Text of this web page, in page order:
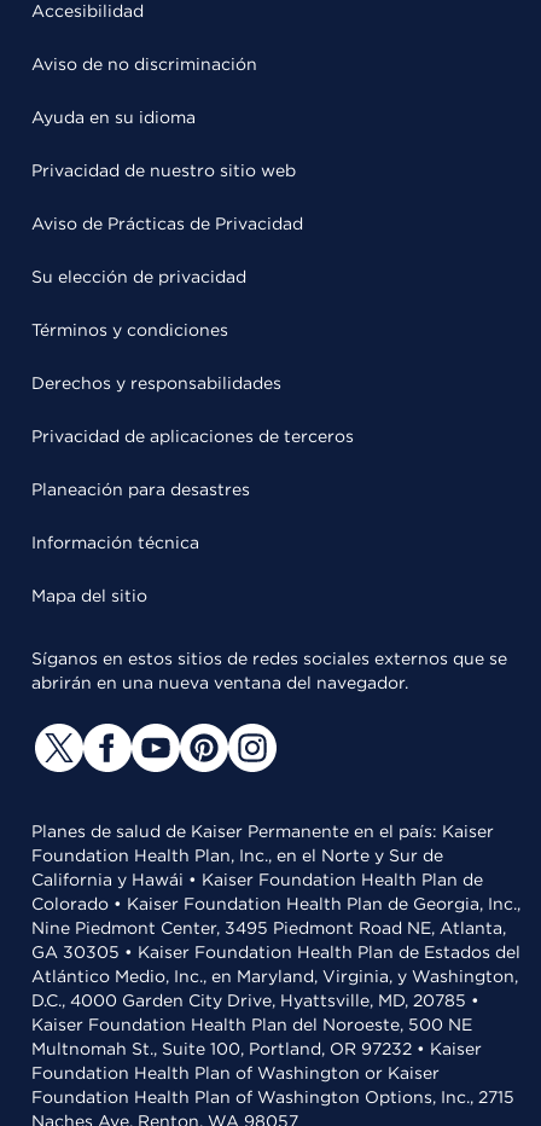
Accesibilidad
Aviso de no discriminación
Ayuda en su idioma
Privacidad de nuestro sitio web
Aviso de Prácticas de Privacidad
Su elección de privacidad
Términos y condiciones
Derechos y responsabilidades
Privacidad de aplicaciones de terceros
Planeación para desastres
Información técnica
Mapa del sitio
Síganos en estos sitios de redes sociales externos que se
abrirán en una nueva ventana del navegador.
Planes de salud de Kaiser Permanente en el país: Kaiser
Foundation Health Plan, Inc., en el Norte y Sur de
California y Hawái • Kaiser Foundation Health Plan de
Colorado • Kaiser Foundation Health Plan de Georgia, Inc.,
Nine Piedmont Center, 3495 Piedmont Road NE, Atlanta,
GA 30305 • Kaiser Foundation Health Plan de Estados del
Atlántico Medio, Inc., en Maryland, Virginia, y Washington,
D.C., 4000 Garden City Drive, Hyattsville, MD, 20785 •
Kaiser Foundation Health Plan del Noroeste, 500 NE
Multnomah St., Suite 100, Portland, OR 97232 • Kaiser
Foundation Health Plan of Washington or Kaiser
Foundation Health Plan of Washington Options, Inc., 2715
Naches Ave, Renton, WA 98057